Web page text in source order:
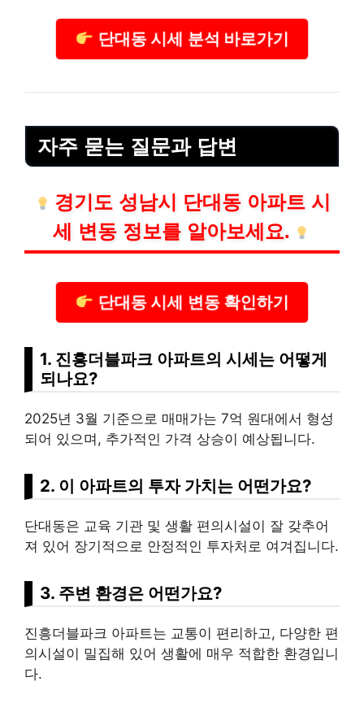
단대동 시세 분석 바로가기
자주 묻는 질문과 답변
경기도 성남시 단대동 아파트 시
세 변동 정보를 알아보세요.
단대동 시세 변동 확인하기
1. 진흥더블파크 아파트의 시세는 어떻게
되나요?
2025년 3월 기준으로 매매가는 7억 원대에서 형성
되어 있으며, 추가적인 가격 상승이 예상됩니다.
2. 이 아파트의 투자 가치는 어떤가요?
단대동은 교육 기관 및 생활 편의시설이 잘 갖추어
져 있어 장기적으로 안정적인 투자처로 여겨집니다.
3. 주변 환경은 어떤가요?
진흥더블파크 아파트는 교통이 편리하고, 다양한 편
의시설이 밀집해 있어 생활에 매우 적합한 환경입니
다.